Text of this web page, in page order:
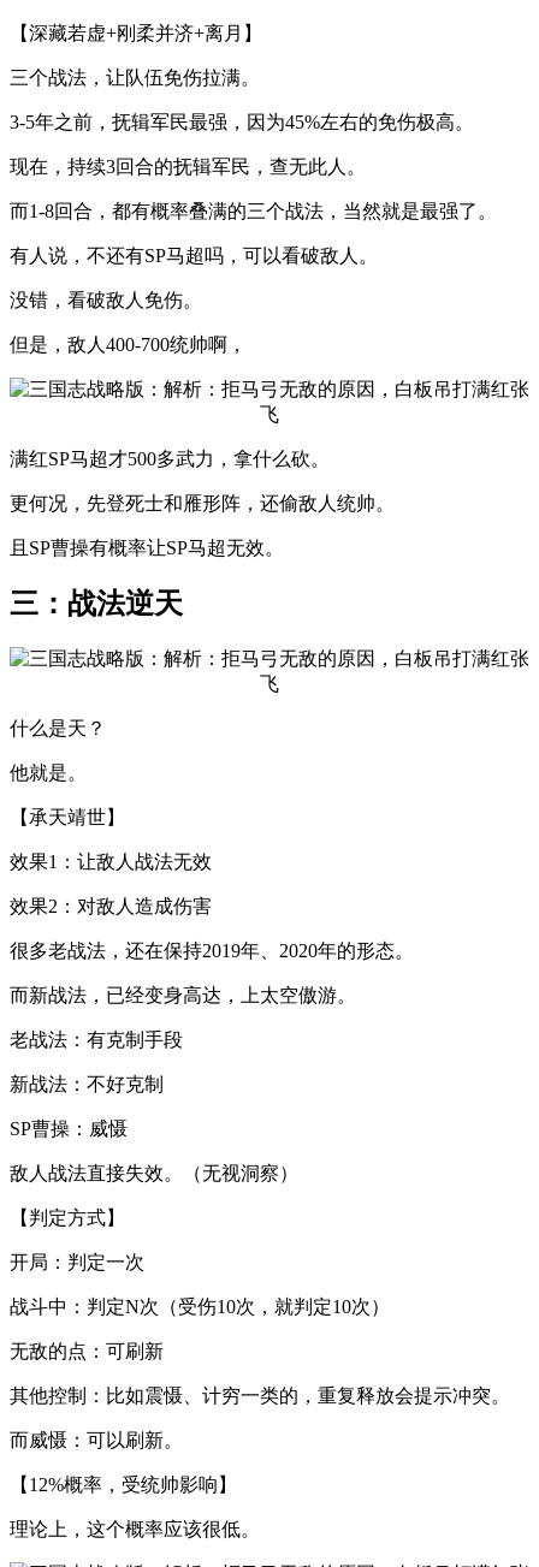
【深藏若虚+刚柔并济+离月】
三个战法，让队伍免伤拉满。
3-5年之前，抚辑军民最强，因为45%左右的免伤极高。
现在，持续3回合的抚辑军民，查无此人。
而1-8回合，都有概率叠满的三个战法，当然就是最强了。
有人说，不还有SP马超吗，可以看破敌人。
没错，看破敌人免伤。
但是，敌人400-700统帅啊，
满红SP马超才500多武力，拿什么砍。
更何况，先登死士和雁形阵，还偷敌人统帅。
且SP曹操有概率让SP马超无效。
三：战法逆天
什么是天？
他就是。
【承天靖世】
效果1：让敌人战法无效
效果2：对敌人造成伤害
很多老战法，还在保持2019年、2020年的形态。
而新战法，已经变身高达，上太空傲游。
老战法：有克制手段
新战法：不好克制
SP曹操：威慑
敌人战法直接失效。（无视洞察）
【判定方式】
开局：判定一次
战斗中：判定N次（受伤10次，就判定10次）
无敌的点：可刷新
其他控制：比如震慑、计穷一类的，重复释放会提示冲突。
而威慑：可以刷新。
【12%概率，受统帅影响】
理论上，这个概率应该很低。